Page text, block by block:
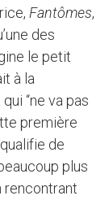
Fantômes,
des
le petit
à la
“ne va pas
première
de
plus
rencontrant